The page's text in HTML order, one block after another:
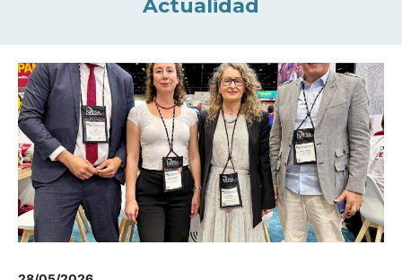
Actualidad